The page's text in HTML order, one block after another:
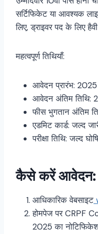
सर्टिफिकेट या आवश्यक
लिए, ड्राइवर पद के लिए
महत्वपूर्ण तिथियाँ:
आवेदन प्रारंभ: 2025
आवेदन अंतिम तिथि:
फीस भुगतान अंतिम
एडमिट कार्ड: जल्द
परीक्षा तिथि: जल्द
कैसे करें आवेदन:
आधिकारिक वेबसाइट
होमपेज पर CRPF
2025 का